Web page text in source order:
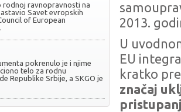
rodnoj ravnopravnosti na
Savet evropskih
of European
pokrenulo je i njime
telo za rodnu
Republike Srbije, a SKGO je
2013.
U
EU
kratko
značaj